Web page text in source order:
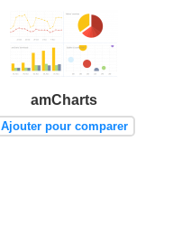
amCharts
Ajouter pour comparer